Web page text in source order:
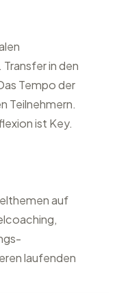
in den
Tempo der
Teilnehmern.
ist Key.
auf
laufenden